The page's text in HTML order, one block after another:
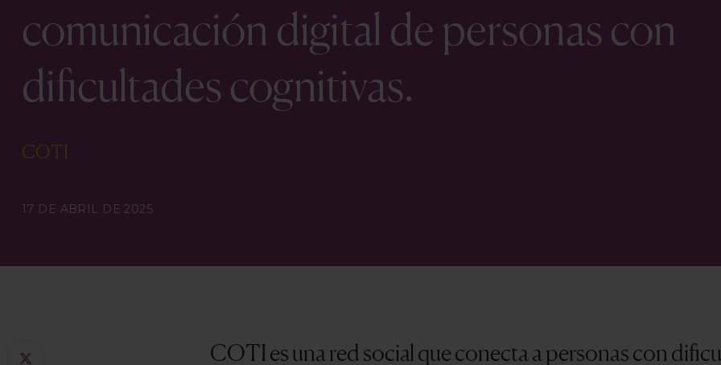
comunicación digital de personas con
dificultades cognitivas.
COTI
17 DE ABRIL DE 2025
COTI es una red social que conecta a personas con